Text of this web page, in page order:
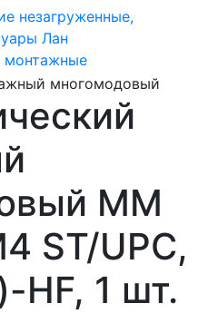
незагруженные,
Лан
монтажные
MM
ST/UPC,
HF, 1 шт.